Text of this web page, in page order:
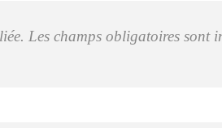
Les champs obligatoires sont